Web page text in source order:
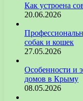
Как устроена
20.06.2026
собак и кошек
27.05.2026
Особенности и
домов в Крыму
08.05.2026